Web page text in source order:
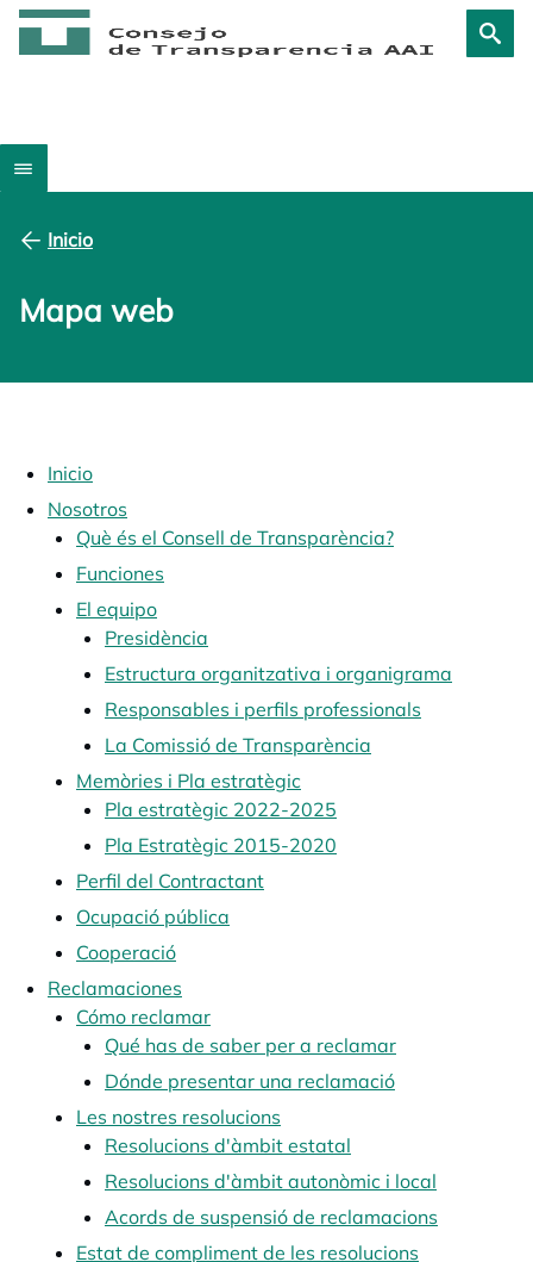
Inicio
Mapa web
Inicio
Nosotros
Què és el Consell de Transparència?
Funciones
El equipo
Presidència
Estructura organitzativa i organigrama
Responsables i perfils professionals
La Comissió de Transparència
Memòries i Pla estratègic
Pla estratègic 2022-2025
Pla Estratègic 2015-2020
Perfil del Contractant
Ocupació pública
Cooperació
Reclamaciones
Cómo reclamar
Qué has de saber per a reclamar
Dónde presentar una reclamació
Les nostres resolucions
Resolucions d'àmbit estatal
Resolucions d'àmbit autonòmic i local
Acords de suspensió de reclamacions
Estat de compliment de les resolucions